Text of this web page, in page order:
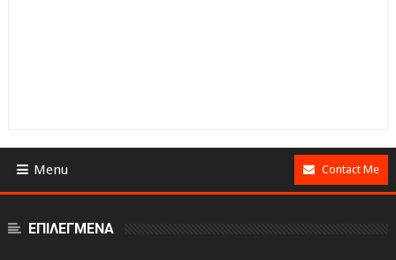
Menu Contact Me
ΕΠΙΛΕΓΜΕΝΑ